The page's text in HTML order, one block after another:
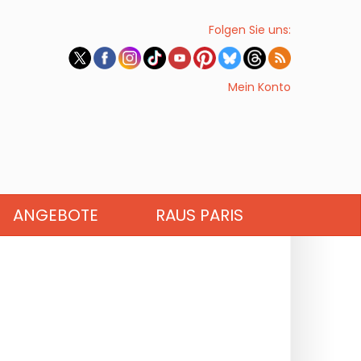
Folgen Sie uns:
Mein Konto
ANGEBOTE RAUS PARIS